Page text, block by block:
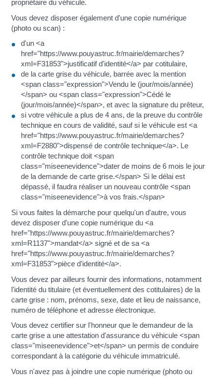
propriétaire du véhicule.
Vous devez disposer également d'une copie numérique
(photo ou scan) :
d'un <a
href="https://www.pouyastruc.fr/mairie/demarches?
xml=F31853">justificatif d'identité</a> par cotitulaire,
de la carte grise du véhicule, barrée avec la mention
<span class="expression">Vendu le (jour/mois/année)
</span> ou <span class="expression">Cédé le
(jour/mois/année)</span>, et avec la signature du prêteur,
si votre véhicule a plus de 4 ans, de la preuve du contrôle
technique en cours de validité, sauf si le véhicule est <a
href="https://www.pouyastruc.fr/mairie/demarches?
xml=F2880">dispensé de contrôle technique</a>. Le
contrôle technique doit <span
class="miseenevidence">dater de moins de 6 mois le jour
de la demande de carte grise.</span> Si le délai est
dépassé, il faudra réaliser un nouveau contrôle <span
class="miseenevidence">à vos frais.</span>
Si vous faites la démarche pour quelqu'un d'autre, vous
devez disposer d'une copie numérique du <a
href="https://www.pouyastruc.fr/mairie/demarches?
xml=R1137">mandat</a> signé et de sa <a
href="https://www.pouyastruc.fr/mairie/demarches?
xml=F31853">pièce d'identité</a>.
Vous devez par ailleurs fournir des informations, notamment
l'identité du titulaire (et éventuellement des cotitulaires) de la
carte grise : nom, prénoms, sexe, date et lieu de naissance,
numéro de téléphone et adresse électronique.
Vous devez certifier sur l'honneur que le demandeur de la
carte grise a une attestation d'assurance du véhicule <span
class="miseenevidence">et</span> un permis de conduire
correspondant à la catégorie du véhicule immatriculé.
Vous n'avez pas à joindre une copie numérique (photo ou